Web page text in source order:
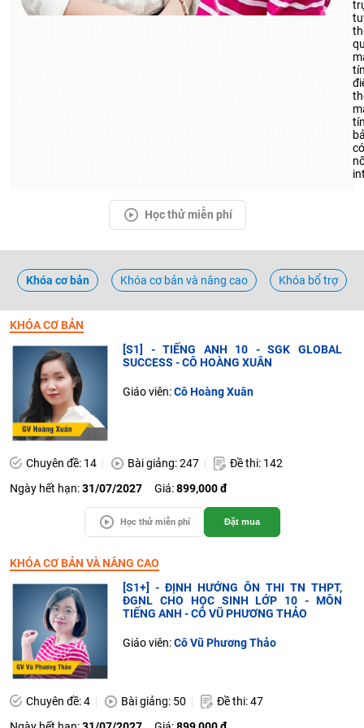
Học thử miễn phí
Khóa cơ bản Khóa cơ bản và nâng cao Khóa bổ trợ
KHÓA CƠ BẢN
[S1] - TIẾNG ANH 10 - SGK GLOBAL
SUCCESS - CÔ HOÀNG XUÂN
Giáo viên:Cô Hoàng Xuân
Chuyên đề: 14 Bài giảng: 247
Đề thi: 142
Ngày hết hạn:31/07/2027 Giá:899,000 đ
Học thử miễn phí Đặt mua
KHÓA CƠ BẢN VÀ NÂNG CAO
[S1+] - ĐỊNH HƯỚNG ÔN THI TN THPT,
ĐGNL CHO HỌC SINH LỚP 10 - MÔN
TIẾNG ANH - CÔ VŨ PHƯƠNG THẢO
Giáo viên:Cô Vũ Phương Thảo
Chuyên đề: 4 Bài giảng: 50
Đề thi: 47